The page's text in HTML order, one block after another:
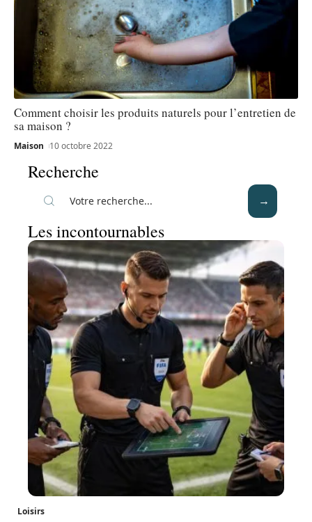
Comment choisir les produits naturels pour l’entretien de
sa maison ?
Maison 10 octobre 2022
Recherche
Les incontournables
Loisirs